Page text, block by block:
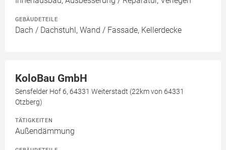
GEBÄUDETEILE
Dach / Dachstuhl, Wand / Fassade, Kellerdecke
KoloBau GmbH
Sensfelder Hof 6, 64331 Weiterstadt (22km von 64331
Otzberg)
TÄTIGKEITEN
Außendämmung